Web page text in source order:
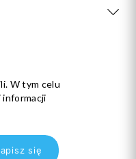
W tym celu
informacji